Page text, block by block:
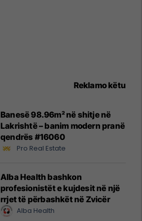
Reklamo këtu
Banesë 98.96m² në shitje në
Lakrishtë – banim modern pranë
qendrës #16060
Pro Real Estate
Alba Health bashkon
profesionistët e kujdesit në një
rrjet të përbashkët në Zvicër
Alba Health